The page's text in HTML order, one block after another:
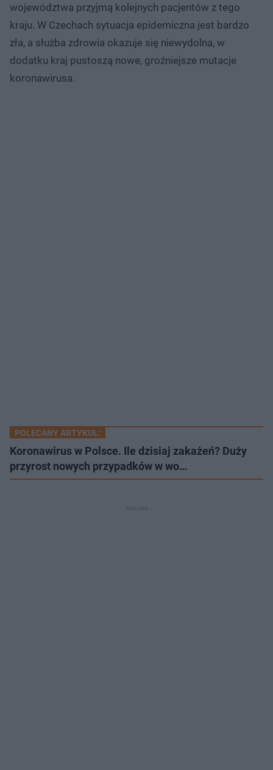
województwa przyjmą kolejnych pacjentów z tego
kraju. W Czechach sytuacja epidemiczna jest bardzo
zła, a służba zdrowia okazuje się niewydolna, w
dodatku kraj pustoszą nowe, groźniejsze mutacje
koronawirusa.
POLECANY ARTYKUŁ:
Koronawirus w Polsce. Ile dzisiaj zakażeń? Duży
przyrost nowych przypadków w wo…